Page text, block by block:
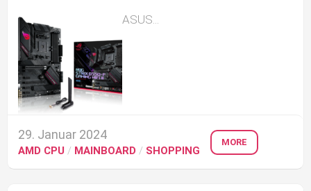
ASUS...
29. Januar 2024
AMD CPU / MAINBOARD / SHOPPING
MORE